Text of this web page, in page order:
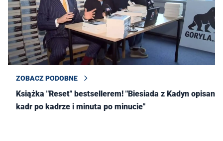
ZOBACZ PODOBNE
Książka "Reset" bestsellerem! "Biesiada z Kadyn opisana
kadr po kadrze i minuta po minucie"